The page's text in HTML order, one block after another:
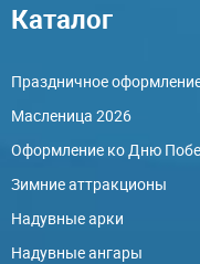
Каталог
Праздничное
Масленица 2026
Оформление ко Дню
Зимние аттракционы
Надувные арки
Надувные ангары